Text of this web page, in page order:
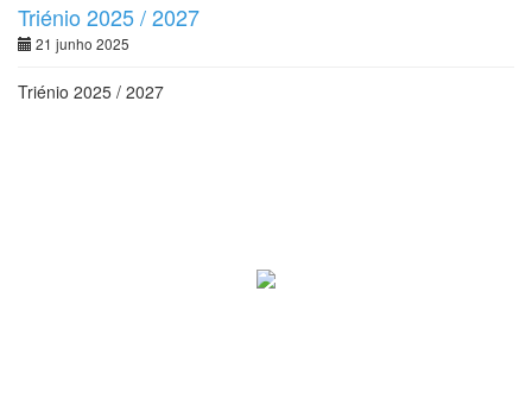
Triénio 2025 / 2027
21 junho 2025
Triénio 2025 / 2027